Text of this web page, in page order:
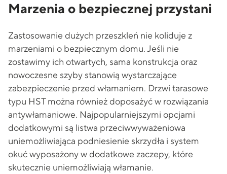
Marzenia o bezpiecznej przystani
Zastosowanie dużych przeszkleń nie koliduje z
marzeniami o bezpiecznym domu. Jeśli nie
zostawimy ich otwartych, sama konstrukcja oraz
nowoczesne szyby stanowią wystarczające
zabezpieczenie przed włamaniem. Drzwi tarasowe
typu HST można również doposażyć w rozwiązania
antywłamaniowe. Najpopularniejszymi opcjami
dodatkowymi są listwa przeciwwyważeniowa
uniemożliwiająca podniesienie skrzydła i system
okuć wyposażony w dodatkowe zaczepy, które
skutecznie uniemożliwiają włamanie.